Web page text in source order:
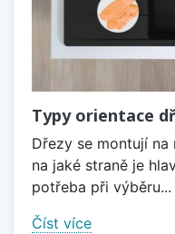
Typy orientace
Dřezy se montují
na jaké straně je
potřeba při výběru...
Číst více